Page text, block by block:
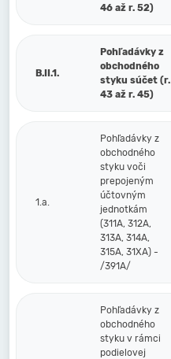
46 až r. 52)
B.II.1.
Pohľadávky z
obchodného
styku súčet (r.
43 až r. 45)
1.a.
Pohľadávky z
obchodného
styku voči
prepojeným
účtovným
jednotkám
(311A, 312A,
313A, 314A,
315A, 31XA) -
/391A/
Pohľadávky z
obchodného
styku v rámci
podielovej